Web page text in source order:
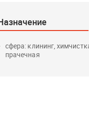
сфера: клининг,
прачечная